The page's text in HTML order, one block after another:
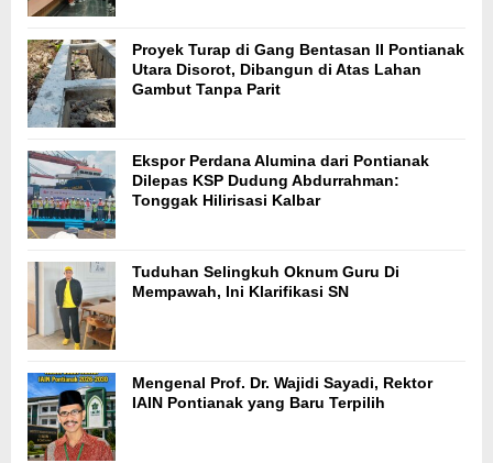
Proyek Turap di Gang Bentasan II Pontianak
Utara Disorot, Dibangun di Atas Lahan
Gambut Tanpa Parit
Ekspor Perdana Alumina dari Pontianak
Dilepas KSP Dudung Abdurrahman:
Tonggak Hilirisasi Kalbar
Tuduhan Selingkuh Oknum Guru Di
Mempawah, Ini Klarifikasi SN
Mengenal Prof. Dr. Wajidi Sayadi, Rektor
IAIN Pontianak yang Baru Terpilih